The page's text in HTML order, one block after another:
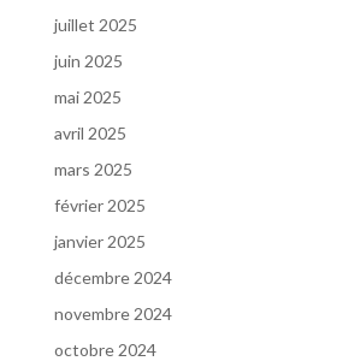
juillet 2025
juin 2025
mai 2025
avril 2025
mars 2025
février 2025
janvier 2025
décembre 2024
novembre 2024
octobre 2024